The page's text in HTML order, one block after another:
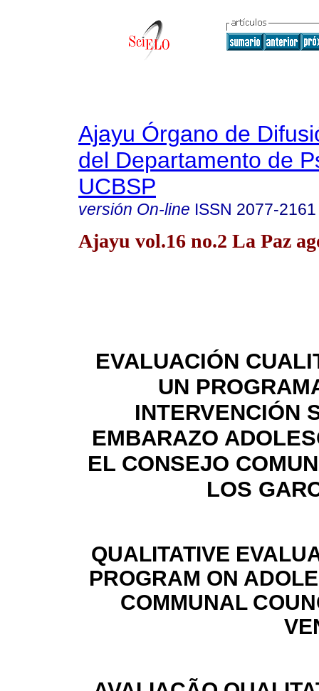
Ajayu Órgano de
del Departamento de
UCBSP
versión On-line ISSN 2077-2161
Ajayu vol.16 no.2 La Paz
EVALUACIÓN
UN
INTERVENCIÓN
EMBARAZO
EL CONSEJO
LOS
QUALITATIVE
PROGRAM ON
COMMUNAL